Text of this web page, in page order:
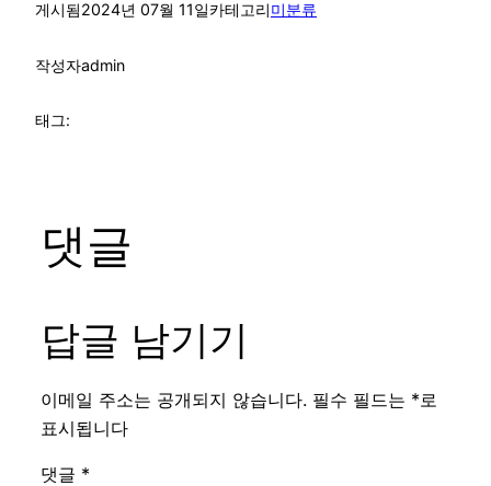
게시됨2024년 07월 11일카테고리미분류
작성자admin
태그:
댓글
답글 남기기
이메일 주소는 공개되지 않습니다. 필수 필드는 *로
표시됩니다
댓글 *